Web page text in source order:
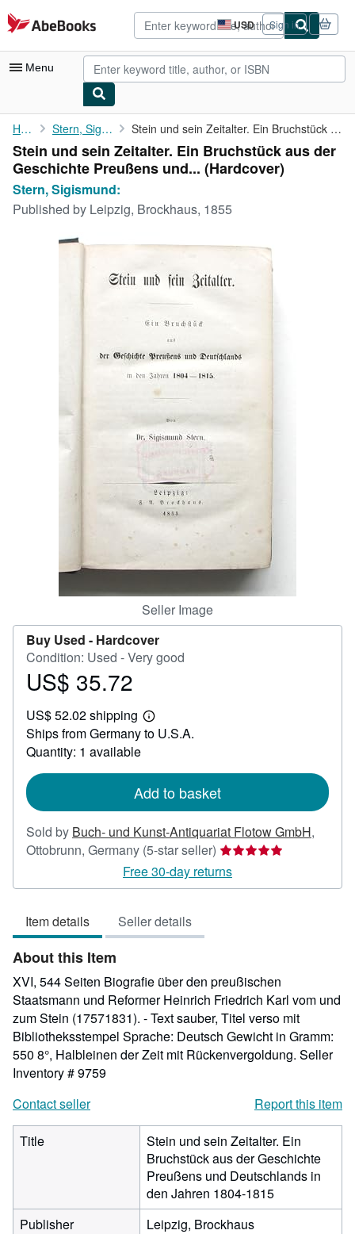
Skip to main content
AbeBooks.com USD
Site
shopping
preferences
Sign in
Menu
My Account
My Purchases
Advanced Search
Browse Collections
Rare Books
Home Stern, Sigismund: Stein und sein Zeitalter. Ein Bruchstück aus der Geschichte ...
Stein und sein Zeitalter. Ein Bruchstück aus der
Geschichte Preußens und... (Hardcover)
Stern, Sigismund:
Published by Leipzig, Brockhaus, 1855
Seller Image
Buy Used - Hardcover
Condition: Used - Very good
Price
35.72
US$ 35.72
US$ 52.02 shipping
Learn
more
Ships from Germany to U.S.A.
Quantity: 1 available
Add to basket
Sold by Buch- und Kunst-Antiquariat Flotow GmbH,
Ottobrunn, Germany (5-star seller) Seller
rating
5
Free 30-day returns
Item details Seller details
About this Item
XVI, 544 Seiten Biografie über den preußischen
Staatsmann und Reformer Heinrich Friedrich Karl vom und
zum Stein (17571831). - Text sauber, Titel verso mit
Bibliotheksstempel Sprache: Deutsch Gewicht in Gramm:
550 8°, Halbleinen der Zeit mit Rückenvergoldung. Seller
Inventory # 9759
Contact seller
Report this item
Title
Stein und sein Zeitalter. Ein
Bruchstück aus der Geschichte
Preußens und Deutschlands in
den Jahren 1804-1815
Publisher
Leipzig, Brockhaus